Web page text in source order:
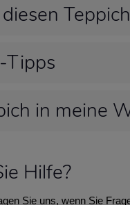
Teppich
Tipps
in meine
Hilfe?
Sie uns, wenn Sie